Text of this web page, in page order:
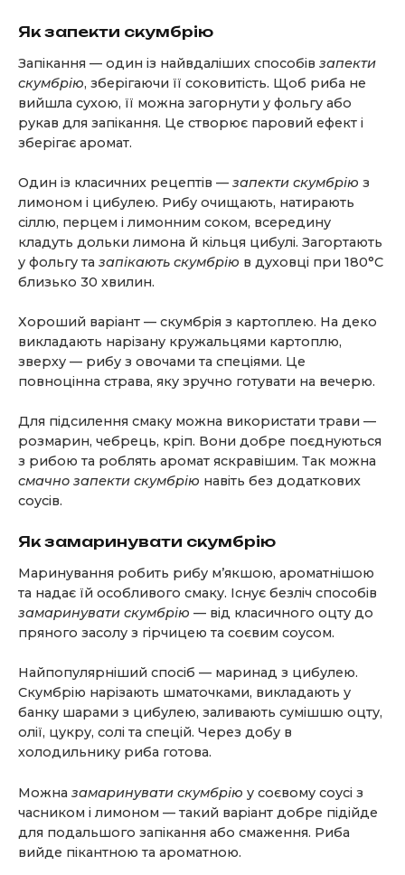
Як запекти скумбрію
Запікання — один із найвдаліших способів запекти
скумбрію, зберігаючи її соковитість. Щоб риба не
вийшла сухою, її можна загорнути у фольгу або
рукав для запікання. Це створює паровий ефект і
зберігає аромат.
Один із класичних рецептів — запекти скумбрію з
лимоном і цибулею. Рибу очищають, натирають
сіллю, перцем і лимонним соком, всередину
кладуть дольки лимона й кільця цибулі. Загортають
у фольгу та запікають скумбрію в духовці при 180°C
близько 30 хвилин.
Хороший варіант — скумбрія з картоплею. На деко
викладають нарізану кружальцями картоплю,
зверху — рибу з овочами та спеціями. Це
повноцінна страва, яку зручно готувати на вечерю.
Для підсилення смаку можна використати трави —
розмарин, чебрець, кріп. Вони добре поєднуються
з рибою та роблять аромат яскравішим. Так можна
смачно запекти скумбрію навіть без додаткових
соусів.
Як замаринувати скумбрію
Маринування робить рибу м’якшою, ароматнішою
та надає їй особливого смаку. Існує безліч способів
замаринувати скумбрію — від класичного оцту до
пряного засолу з гірчицею та соєвим соусом.
Найпопулярніший спосіб — маринад з цибулею.
Скумбрію нарізають шматочками, викладають у
банку шарами з цибулею, заливають сумішшю оцту,
олії, цукру, солі та спецій. Через добу в
холодильнику риба готова.
Можна замаринувати скумбрію у соєвому соусі з
часником і лимоном — такий варіант добре підійде
для подальшого запікання або смаження. Риба
вийде пікантною та ароматною.